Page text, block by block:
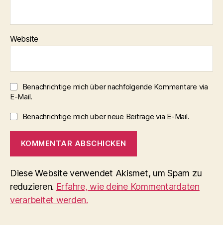
Website
Benachrichtige mich über nachfolgende Kommentare via
E-Mail.
Benachrichtige mich über neue Beiträge via E-Mail.
Diese Website verwendet Akismet, um Spam zu
reduzieren. Erfahre, wie deine Kommentardaten
verarbeitet werden.